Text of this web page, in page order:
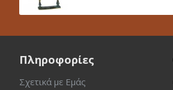
Πληροφορίες
Σχετικά με Εμάς